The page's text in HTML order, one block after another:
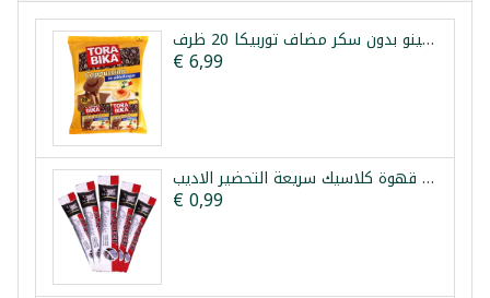
كابتشينو بدون سكر مضاف توربيكا 20 ظرف
€ 6,99
خمس ظروف قهوة كلاسيك سريعة التحضير الاديب
€ 0,99